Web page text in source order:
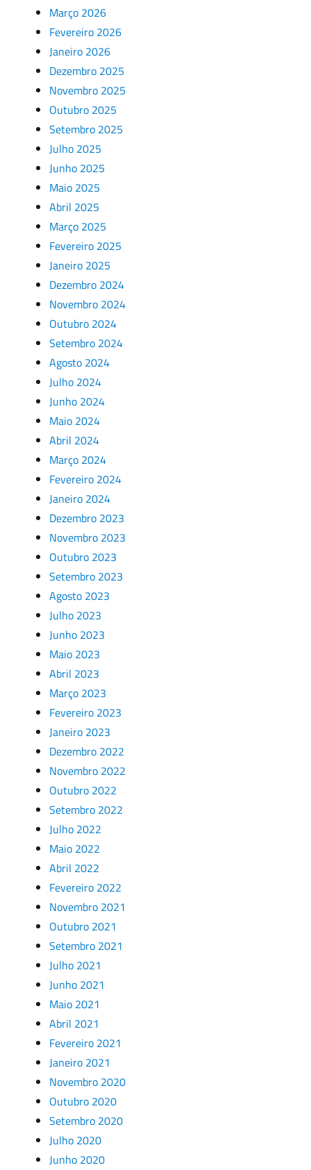
Março 2026
Fevereiro 2026
Janeiro 2026
Dezembro 2025
Novembro 2025
Outubro 2025
Setembro 2025
Julho 2025
Junho 2025
Maio 2025
Abril 2025
Março 2025
Fevereiro 2025
Janeiro 2025
Dezembro 2024
Novembro 2024
Outubro 2024
Setembro 2024
Agosto 2024
Julho 2024
Junho 2024
Maio 2024
Abril 2024
Março 2024
Fevereiro 2024
Janeiro 2024
Dezembro 2023
Novembro 2023
Outubro 2023
Setembro 2023
Agosto 2023
Julho 2023
Junho 2023
Maio 2023
Abril 2023
Março 2023
Fevereiro 2023
Janeiro 2023
Dezembro 2022
Novembro 2022
Outubro 2022
Setembro 2022
Julho 2022
Maio 2022
Abril 2022
Fevereiro 2022
Novembro 2021
Outubro 2021
Setembro 2021
Julho 2021
Junho 2021
Maio 2021
Abril 2021
Fevereiro 2021
Janeiro 2021
Novembro 2020
Outubro 2020
Setembro 2020
Julho 2020
Junho 2020